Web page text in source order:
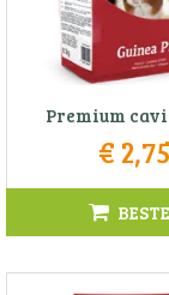
Premium
€ 2,75